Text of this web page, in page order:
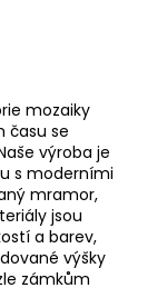
mozaiky
času se
výroba je
s moderními
mramor,
jsou
a barev,
výšky
zámkům